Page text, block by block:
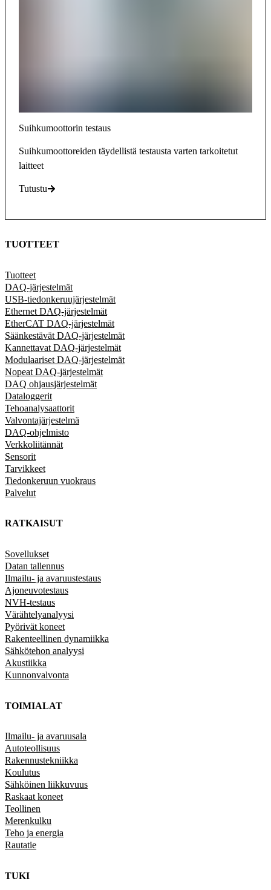
Suihkumoottorin testaus
Suihkumoottoreiden täydellistä testausta varten tarkoitetut
laitteet
Tutustu
TUOTTEET
Tuotteet
DAQ-järjestelmät
USB-tiedonkeruujärjestelmät
Ethernet DAQ-järjestelmät
EtherCAT DAQ-järjestelmät
Säänkestävät DAQ-järjestelmät
Kannettavat DAQ-järjestelmät
Modulaariset DAQ-järjestelmät
Nopeat DAQ-järjestelmät
DAQ ohjausjärjestelmät
Dataloggerit
Tehoanalysaattorit
Valvontajärjestelmä
DAQ-ohjelmisto
Verkkoliitännät
Sensorit
Tarvikkeet
Tiedonkeruun vuokraus
Palvelut
RATKAISUT
Sovellukset
Datan tallennus
Ilmailu- ja avaruustestaus
Ajoneuvotestaus
NVH-testaus
Värähtelyanalyysi
Pyörivät koneet
Rakenteellinen dynamiikka
Sähkötehon analyysi
Akustiikka
Kunnonvalvonta
TOIMIALAT
Ilmailu- ja avaruusala
Autoteollisuus
Rakennustekniikka
Koulutus
Sähköinen liikkuvuus
Raskaat koneet
Teollinen
Merenkulku
Teho ja energia
Rautatie
TUKI